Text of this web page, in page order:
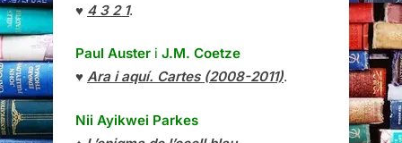
♥ 4 3 2 1.
Paul Auster i J.M. Coetze
♥ Ara i aquí. Cartes (2008-2011).
Nii Ayikwei Parkes